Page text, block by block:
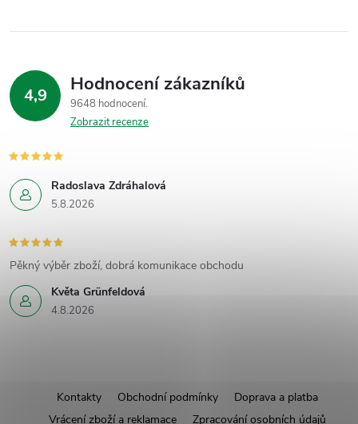
4,9 Hodnocení zákazníků
9648 hodnocení
Zobrazit recenze
Radoslava Zdráhalová
5.8.2026
Květa Grünfeldová
4.8.2026
Pěkný výběr zboží, dobrá komunikace obchodu
Kontakty Obchodní podmínky
Doprava a platba
Vrácení zboží a reklamace
Zpracování osobních údajů